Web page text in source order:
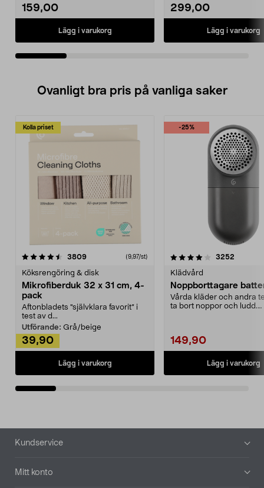
159,00
Lägg i varukorg
299,00
Lägg i varukorg
Ovanligt bra pris på vanliga saker
Kolla priset
3809recensioner (9,97/st)
Köksrengöring & disk
Mikrofiberduk 32 x 31 cm, 4-
pack
Aftonbladets "självklara favorit” i
test av d...
Utförande: Grå/beige
39,90
Lägg i varukorg
-25%
4.0av 5 stjärnor 3252
Klädvård
Noppborttagare
Vårda kläder och andra
ta bort noppor och ludd.
149,90
Lägg i varukorg
4.5av 5 stjärnor
Sidfot
Kundservice
Mitt konto